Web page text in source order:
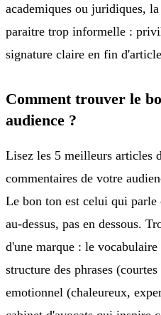
academiques ou juridiques,
paraitre trop informelle :
signature claire en fin
Comment trouver le
audience ?
Lisez les 5 meilleurs articles
commentaires de votre
Le bon ton est celui qui
au-dessus, pas en dessous.
d'une marque : le
structure des phrases
emotionnel (chaleureux,